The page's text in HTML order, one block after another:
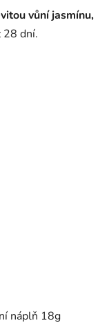
vůní jasmínu,
28 dní.
náplň 18g